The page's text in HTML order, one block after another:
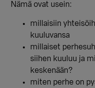
Nämä ovat usein:
millaisiin
kuuluvansa
millaiset
siihen kuuluu ja
keskenään?
miten perhe on